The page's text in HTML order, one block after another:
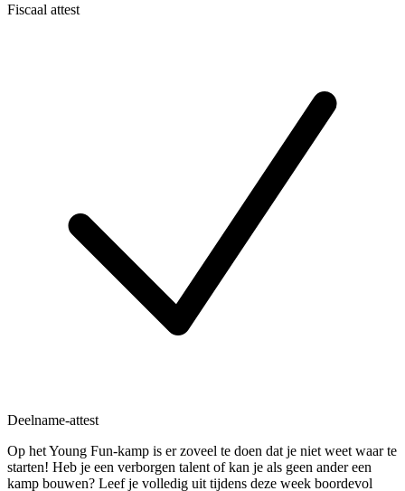
Fiscaal attest
Deelname-attest
Op het Young Fun-kamp is er zoveel te doen dat je niet weet waar te
starten! Heb je een verborgen talent of kan je als geen ander een
kamp bouwen? Leef je volledig uit tijdens deze week boordevol